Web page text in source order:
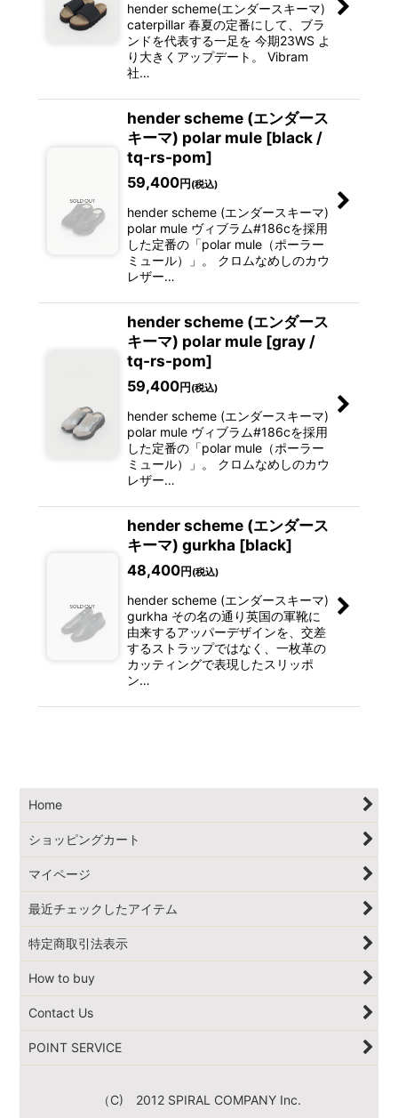
hender scheme(エンダースキーマ)
caterpillar 春夏の定番にして、ブラ
ンドを代表する一足を 今期23WS よ
り大きくアップデート。 Vibram
社…
hender scheme (エンダース
キーマ) polar mule [black /
tq-rs-pom]
59,400円 (税込)
hender scheme (エンダースキーマ)
polar mule ヴィブラム#186cを採用
した定番の「polar mule（ポーラー
ミュール）」。 クロムなめしのカウ
レザー…
hender scheme (エンダース
キーマ) polar mule [gray /
tq-rs-pom]
59,400円 (税込)
hender scheme (エンダースキーマ)
polar mule ヴィブラム#186cを採用
した定番の「polar mule（ポーラー
ミュール）」。 クロムなめしのカウ
レザー…
hender scheme (エンダース
キーマ) gurkha [black]
48,400円 (税込)
hender scheme (エンダースキーマ)
gurkha その名の通り英国の軍靴に
由来するアッパーデザインを、交差
するストラップではなく、一枚革の
カッティングで表現したスリッポ
ン…
Home
ショッピングカート
マイページ
最近チェックしたアイテム
特定商取引法表示
How to buy
Contact Us
POINT SERVICE
（C) 2012 SPIRAL COMPANY Inc.